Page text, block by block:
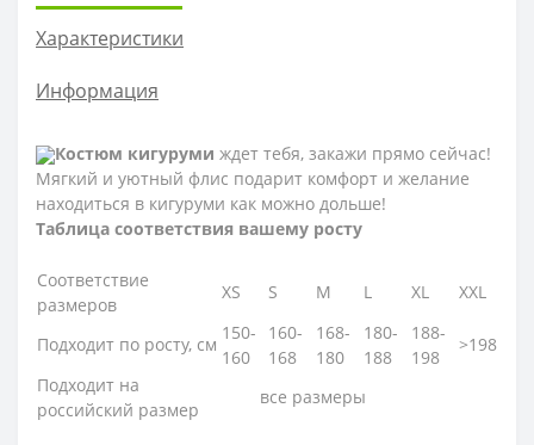
Характеристики
Информация
Костюм кигуруми ждет тебя, закажи прямо сейчас!
Мягкий и уютный флис подарит комфорт и желание
находиться в кигуруми как можно дольше!
Таблица соответствия вашему росту
Соответствие
размеров
XS S M L XL XXL
Подходит по росту, см
150-
160
160-
168
168-
180
180-
188
188-
198
>198
Подходит на
российский размер
все размеры